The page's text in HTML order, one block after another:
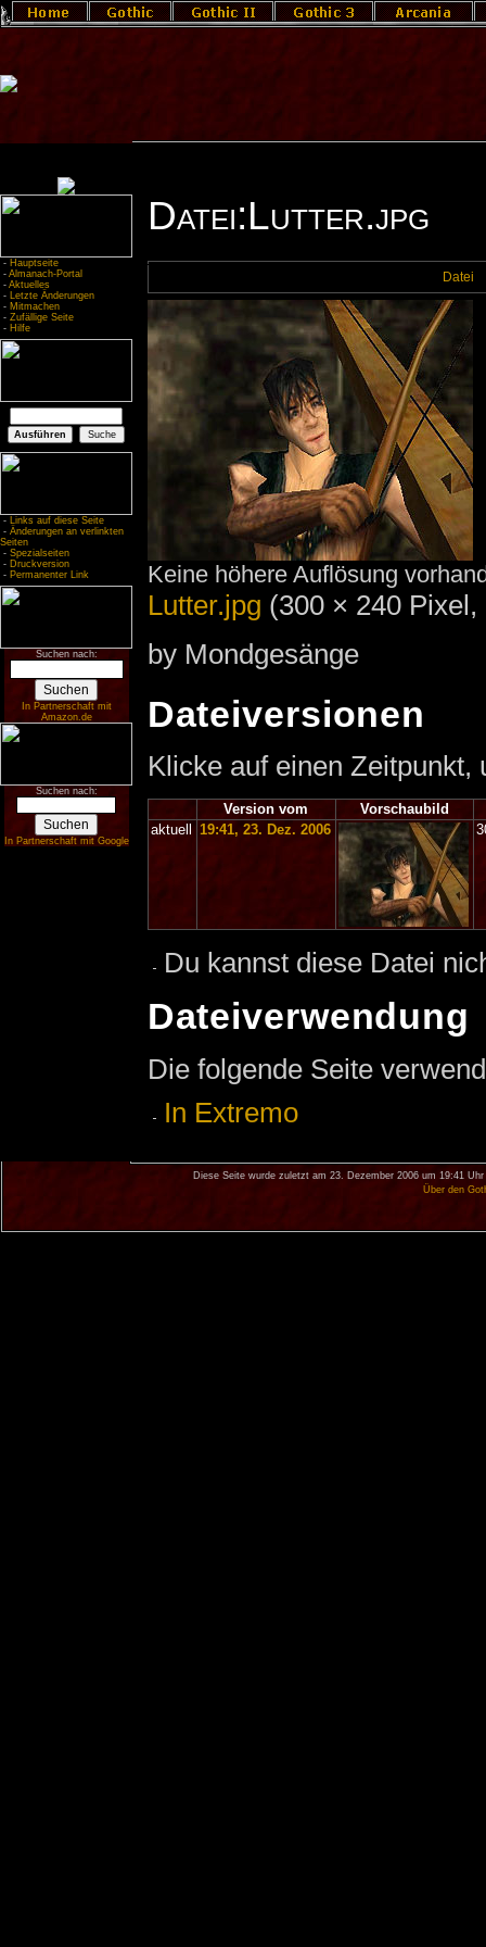
- Hauptseite
- Almanach-Portal
- Aktuelles
- Letzte Änderungen
- Mitmachen
- Zufällige Seite
- Hilfe
- Links auf diese Seite
- Änderungen an verlinkten
Seiten
- Spezialseiten
- Druckversion
- Permanenter Link
Suchen nach:
In Partnerschaft mit
Amazon.de
Suchen nach:
In Partnerschaft mit Google
Datei:Lutter.jpg
Datei
Keine höhere Auflösung
Lutter.jpg (300 × 240
by Mondgesänge
Dateiversionen
Klicke auf einen
Version vom
Vorschaubild
aktuell
19:41, 23. Dez. 2006
Du kannst diese Datei
Dateiverwendung
Die folgende Seite
In Extremo
Diese Seite wurde zuletzt am 23. Dezember 2006 um 19:41 Uhr
Über den